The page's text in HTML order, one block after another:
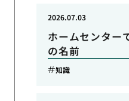
ホームセンター
の名前
2026.07.03
知識